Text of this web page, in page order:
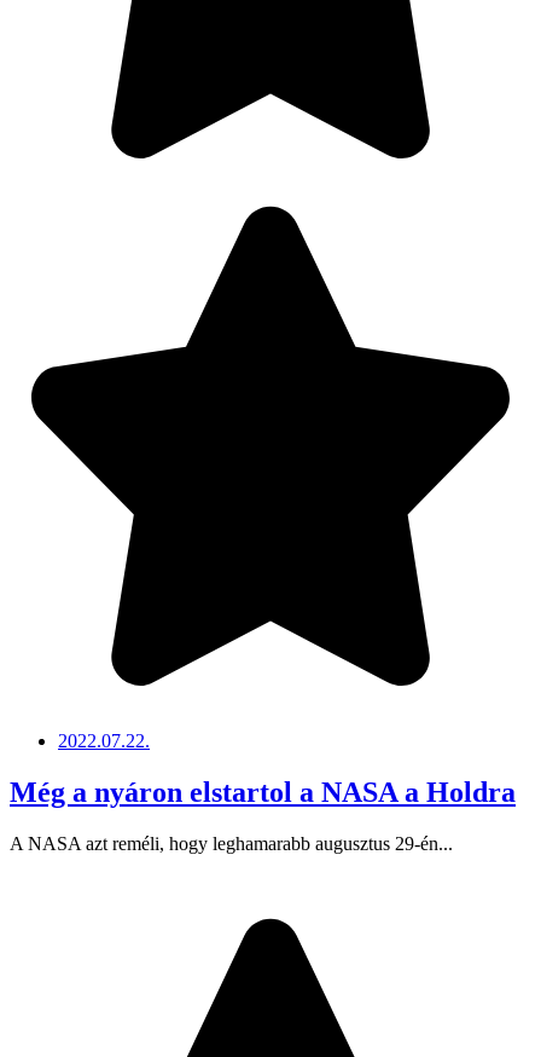
2022.07.22.
Még a nyáron elstartol a NASA a Holdra
A NASA azt reméli, hogy leghamarabb augusztus 29-én...